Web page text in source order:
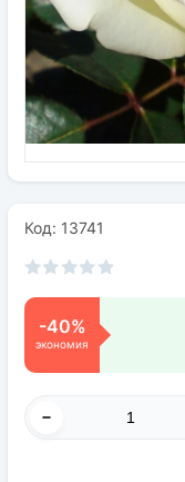
Семена
Удобрения
Код: 13741
-40%
экономия